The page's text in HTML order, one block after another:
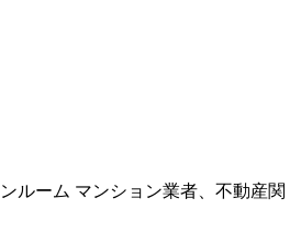
ルーム マンション業者、不動産関